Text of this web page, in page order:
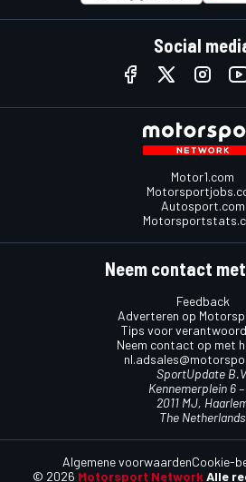
Social
Motor1.com
Autosport.com
Neem contact
Feedback
Adverteren op
Tips voor
Neem contact op met
SportUpdate
Kennemerplein 6 –
2011 MJ,
The Netherlands
© 2026 Motorsport Network Alle
Algemene voorwaardenCookie-